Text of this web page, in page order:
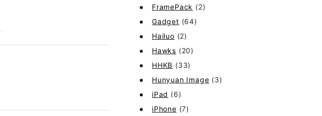
FramePack (2)
Gadget (64)
Hailuo (2)
Hawks (20)
HHKB (33)
Hunyuan Image (3)
iPad (6)
iPhone (7)